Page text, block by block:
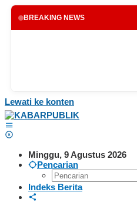
BREAKING NEWS
Lewati ke konten
Minggu, 9 Agustus 2026
Pencarian
Indeks Berita